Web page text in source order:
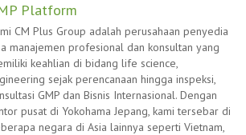
Platform
CM Plus Group adalah perusahaan penyedia
manajemen profesional dan konsultan yang
keahlian di bidang life science,
sejak perencanaan hingga inspeksi,
GMP dan Bisnis Internasional. Dengan
pusat di Yokohama Jepang, kami tersebar di
negara di Asia lainnya seperti Vietnam,